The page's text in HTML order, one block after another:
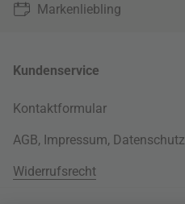
Markenliebling
Kundenservice
Kontaktformular
AGB, Impressum, Datenschutz
Widerrufsrecht